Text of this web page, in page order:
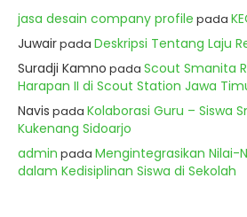
jasa desain company profile pada
Juwairpada Deskripsi Tentang Laju
Suradji Kamno pada Scout Smanita
Harapan II di Scout Station Jawa
Navis pada Kolaborasi Guru – Siswa
Kukenang Sidoarjo
admin pada Mengintegrasikan Nilai-
dalam Kedisiplinan Siswa di Sekolah